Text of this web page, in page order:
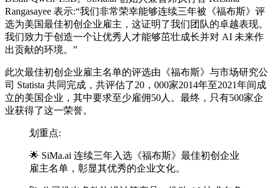
Rangasayee 表示:“我们非常荣幸能够连续三年被《福布斯》评
选为美国最佳初创企业雇主，这证明了我们团队的卓越表现。
我们致力于创造一个让优秀人才能够茁壮成长并对 AI 未来作
出贡献的环境。”
此次最佳初创企业雇主名单的评选由《福布斯》与市场研究公
司 Statista 共同完成，共评估了20，000家2014年至2021年间成
立的美国企业，其中要求至少雇佣50人。最终，只有500家企
业获得了这一荣誉。
划重点:
🌟 SiMa.ai 连续三年入选《福布斯》 最佳初创企业
雇主名单，彰显其优秀的企业文化。